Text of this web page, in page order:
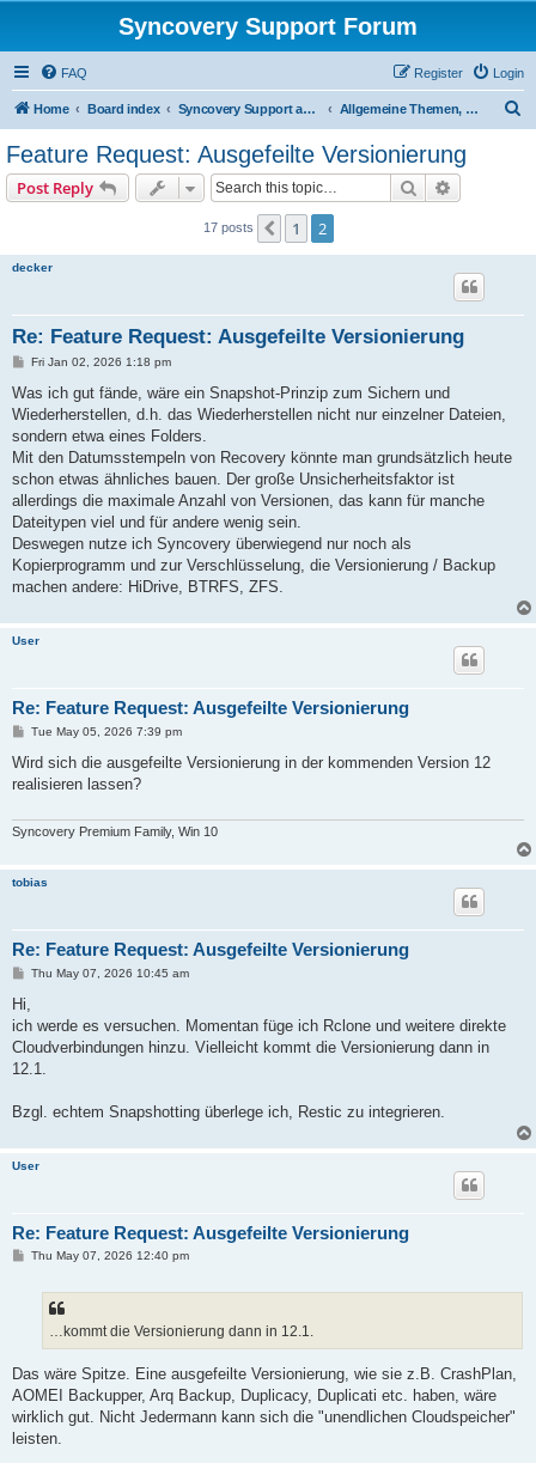
Syncovery Support Forum
FAQ Login
Register
Home Board index Syncovery Support auf Deutsch (German) Allgemeine Themen, Ankündigungen und Fragen
Feature Request: Ausgefeilte Versionierung
Post Reply Search
17 posts Previous
1 2
decker
Re: Feature Request: Ausgefeilte Versionierung
P
s
Fri Jan 02, 2026 1:18 pm
Was ich gut fände, wäre ein Snapshot-Prinzip zum Sichern und
Wiederherstellen, d.h. das Wiederherstellen nicht nur einzelner Dateien,
sondern etwa eines Folders.
Mit den Datumsstempeln von Recovery könnte man grundsätzlich heute
schon etwas ähnliches bauen. Der große Unsicherheitsfaktor ist
allerdings die maximale Anzahl von Versionen, das kann für manche
Dateitypen viel und für andere wenig sein.
Deswegen nutze ich Syncovery überwiegend nur noch als
Kopierprogramm und zur Verschlüsselung, die Versionierung / Backup
machen andere: HiDrive, BTRFS, ZFS.
User
Re: Feature Request: Ausgefeilte Versionierung
P
s
Tue May 05, 2026 7:39 pm
Wird sich die ausgefeilte Versionierung in der kommenden Version 12
realisieren lassen?
Syncovery Premium Family, Win 10
tobias
Re: Feature Request: Ausgefeilte Versionierung
P
t
Thu May 07, 2026 10:45 am
Hi,
ich werde es versuchen. Momentan füge ich Rclone und weitere direkte
Cloudverbindungen hinzu. Vielleicht kommt die Versionierung dann in
12.1.
Bzgl. echtem Snapshotting überlege ich, Restic zu integrieren.
User
Re: Feature Request: Ausgefeilte Versionierung
PThu May 07, 2026 12:40 pm
…kommt die Versionierung dann in 12.1.
Das wäre Spitze. Eine ausgefeilte Versionierung, wie sie z.B. CrashPlan,
AOMEI Backupper, Arq Backup, Duplicacy, Duplicati etc. haben, wäre
wirklich gut. Nicht Jedermann kann sich die "unendlichen Cloudspeicher"
leisten.